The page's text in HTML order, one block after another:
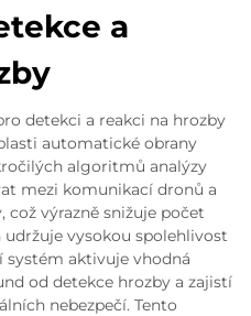
a
detekci a reakci na hrozby
automatické obrany
algoritmů analýzy
mezi komunikací dronů a
výrazně snižuje počet
vysokou spolehlivost
aktivuje vhodná
od detekce hrozby a zajistí
nebezpečí. Tento